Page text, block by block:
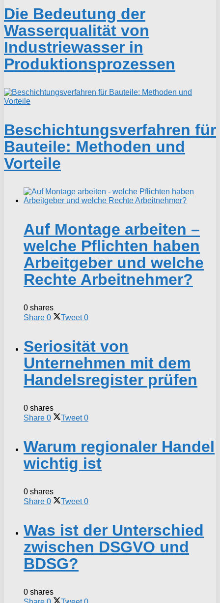
Die Bedeutung der
Wasserqualität von
Industriewasser in
Produktionsprozessen
Beschichtungsverfahren für
Bauteile: Methoden und
Vorteile
Auf Montage arbeiten –
welche Pflichten haben
Arbeitgeber und welche
Rechte Arbeitnehmer?
0 shares
Share 0 Tweet 0
Seriosität von
Unternehmen mit dem
Handelsregister prüfen
0 shares
Share 0 Tweet 0
Warum regionaler Handel
wichtig ist
0 shares
Share 0 Tweet 0
Was ist der Unterschied
zwischen DSGVO und
BDSG?
0 shares